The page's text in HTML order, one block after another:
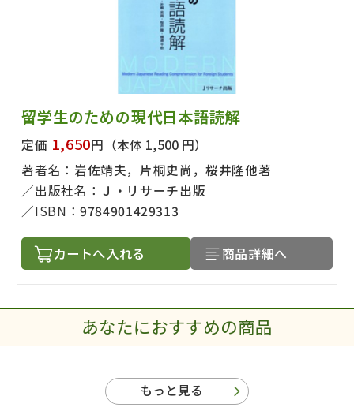
留学生のための現代日本語読解
定価 1,650円 （本体 1,500 円）
著者名： 岩佐靖夫，片桐史尚，桜井隆他著
出版社名： Ｊ・リサーチ出版
ISBN：9784901429313
カートへ入れる 商品詳細へ
あなたにおすすめの商品
もっと見る